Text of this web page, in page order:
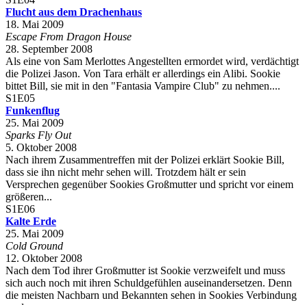
Flucht aus dem Drachenhaus
18. Mai 2009
Escape From Dragon House
28. September 2008
Als eine von Sam Merlottes Angestellten ermordet wird, verdächtigt
die Polizei Jason. Von Tara erhält er allerdings ein Alibi. Sookie
bittet Bill, sie mit in den "Fantasia Vampire Club" zu nehmen....
S1E05
Funkenflug
25. Mai 2009
Sparks Fly Out
5. Oktober 2008
Nach ihrem Zusammentreffen mit der Polizei erklärt Sookie Bill,
dass sie ihn nicht mehr sehen will. Trotzdem hält er sein
Versprechen gegenüber Sookies Großmutter und spricht vor einem
größeren...
S1E06
Kalte Erde
25. Mai 2009
Cold Ground
12. Oktober 2008
Nach dem Tod ihrer Großmutter ist Sookie verzweifelt und muss
sich auch noch mit ihren Schuldgefühlen auseinandersetzen. Denn
die meisten Nachbarn und Bekannten sehen in Sookies Verbindung